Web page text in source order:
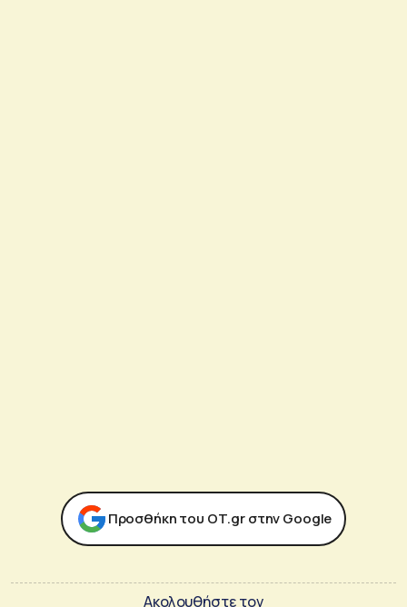
Προσθήκη του ΟΤ.gr στην Google
Ακολουθήστε τον